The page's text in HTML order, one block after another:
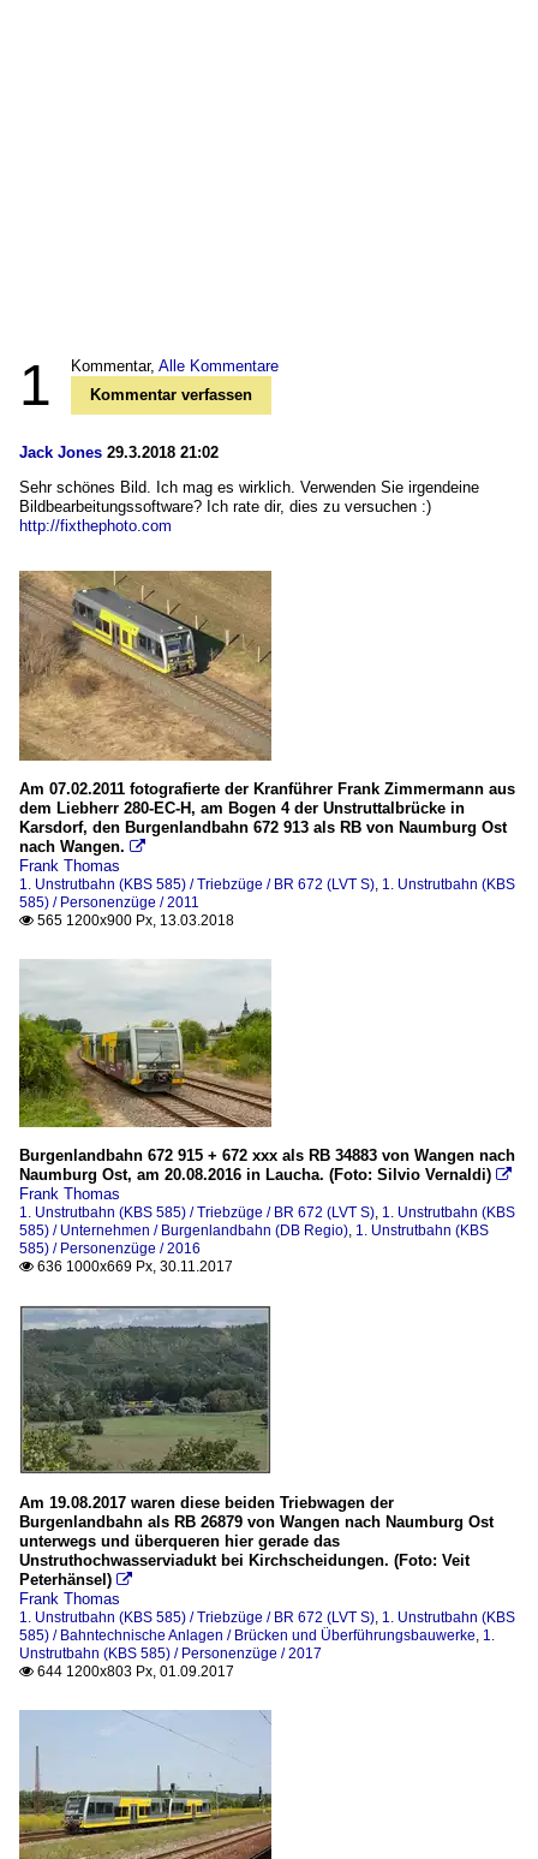
1 Kommentar, Alle Kommentare
Kommentar verfassen
Jack Jones 29.3.2018 21:02
Sehr schönes Bild. Ich mag es wirklich. Verwenden Sie irgendeine
Bildbearbeitungssoftware? Ich rate dir, dies zu versuchen :)
http://fixthephoto.com
Am 07.02.2011 fotografierte der Kranführer Frank Zimmermann aus
dem Liebherr 280-EC-H, am Bogen 4 der Unstruttalbrücke in
Karsdorf, den Burgenlandbahn 672 913 als RB von Naumburg Ost
nach Wangen. 
Frank Thomas
1. Unstrutbahn (KBS 585) / Triebzüge / BR 672 (LVT S), 1. Unstrutbahn (KBS
585) / Personenzüge / 2011
 565 1200x900 Px, 13.03.2018
Burgenlandbahn 672 915 + 672 xxx als RB 34883 von Wangen nach
Naumburg Ost, am 20.08.2016 in Laucha. (Foto: Silvio Vernaldi) 
Frank Thomas
1. Unstrutbahn (KBS 585) / Triebzüge / BR 672 (LVT S), 1. Unstrutbahn (KBS
585) / Unternehmen / Burgenlandbahn (DB Regio), 1. Unstrutbahn (KBS
585) / Personenzüge / 2016
 636 1000x669 Px, 30.11.2017
Am 19.08.2017 waren diese beiden Triebwagen der
Burgenlandbahn als RB 26879 von Wangen nach Naumburg Ost
unterwegs und überqueren hier gerade das
Unstruthochwasserviadukt bei Kirchscheidungen. (Foto: Veit
Peterhänsel) 
Frank Thomas
1. Unstrutbahn (KBS 585) / Triebzüge / BR 672 (LVT S), 1. Unstrutbahn (KBS
585) / Bahntechnische Anlagen / Brücken und Überführungsbauwerke, 1.
Unstrutbahn (KBS 585) / Personenzüge / 2017
 644 1200x803 Px, 01.09.2017